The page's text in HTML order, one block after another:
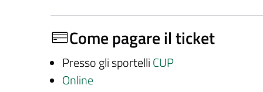
Come pagare il ticket
Presso gli sportelli CUP
Online